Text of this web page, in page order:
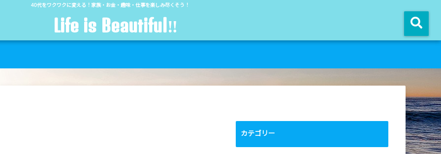
40代をワクワクに変える！家族・お金・趣味・仕事を楽しみ尽くそう！
Life is Beautiful‼︎
カテゴリー